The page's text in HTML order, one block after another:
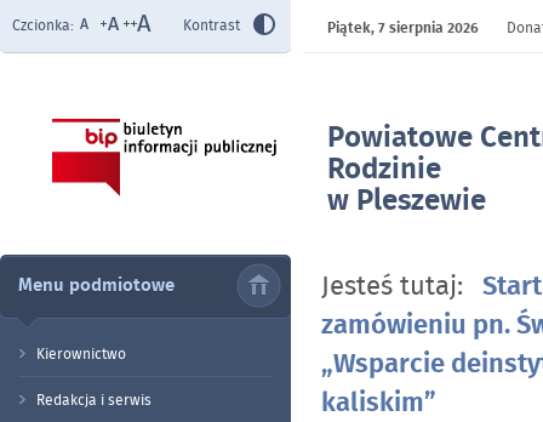
Powiatowe
Rodzinie
w Pleszewie
Świadczenie
projektu pn.
w podregionie
Czcionka: Kontrast Piątek,7 sierpnia 2026
Menu podmiotowe
Kierownictwo
Redakcja i serwis
Jesteś tutaj: Start
zamówieniu pn.
„Wsparcie
kaliskim”